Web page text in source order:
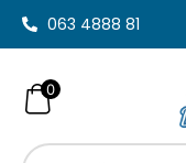
063 4888 81
0